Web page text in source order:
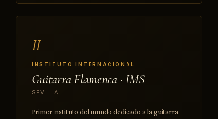
II
INSTITUTO INTERNACIONAL
Guitarra Flamenca · IMS
SEVILLA
Primer instituto del mundo dedicado a la guitarra